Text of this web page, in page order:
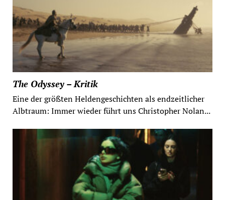
The Odyssey – Kritik
Eine der größten Heldengeschichten als endzeitlicher
Albtraum: Immer wieder führt uns Christopher Nolan...